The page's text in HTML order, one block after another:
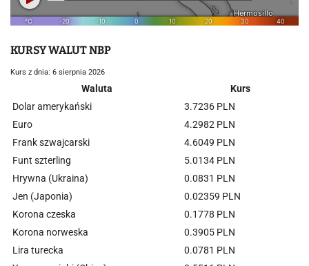
KURSY WALUT NBP
Kurs z dnia: 6 sierpnia 2026
Waluta
Kurs
Dolar amerykański
3.7236 PLN
Euro
4.2982 PLN
Frank szwajcarski
4.6049 PLN
Funt szterling
5.0134 PLN
Hrywna (Ukraina)
0.0831 PLN
Jen (Japonia)
0.02359 PLN
Korona czeska
0.1778 PLN
Korona norweska
0.3905 PLN
Lira turecka
0.0781 PLN